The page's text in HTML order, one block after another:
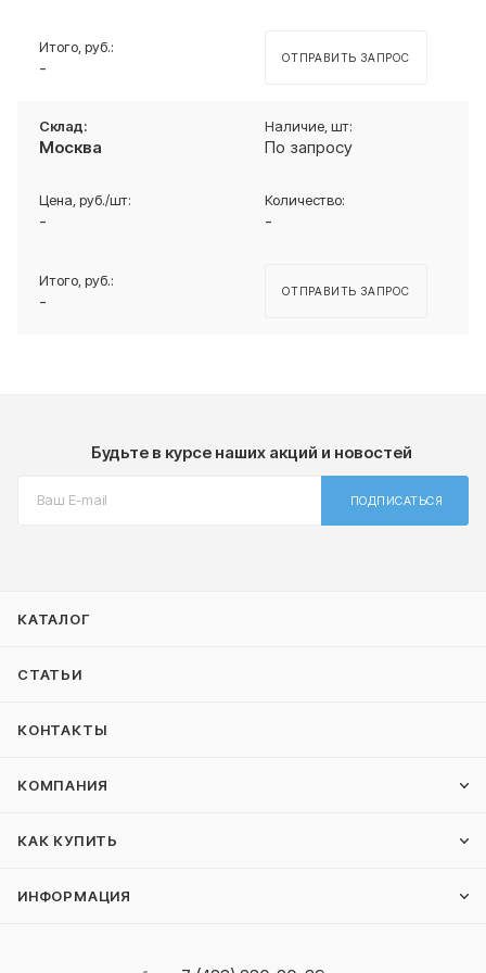
- ОТПРАВИТЬ ЗАПРОС
Москва По запросу
- -
- ОТПРАВИТЬ ЗАПРОС
Будьте в курсе наших акций и новостей
ПОДПИСАТЬСЯ
КАТАЛОГ
СТАТЬИ
КОНТАКТЫ
КОМПАНИЯ
КАК КУПИТЬ
ИНФОРМАЦИЯ